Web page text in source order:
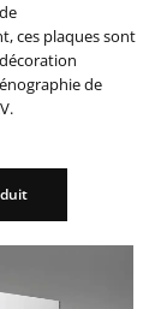
ces plaques sont
de